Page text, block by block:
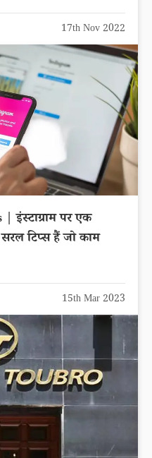
17th Nov 2022
इंस्टाग्राम पर एक
टिप्स हैं जो काम
15th Mar 2023